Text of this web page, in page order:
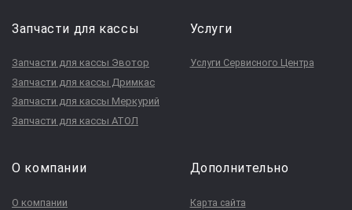
Запчасти для кассы
Запчасти для кассы Эвотор
Запчасти для кассы Дримкас
Запчасти для кассы Меркурий
Запчасти для кассы АТОЛ
Услуги
Услуги Сервисного Центра
О компании
О компании
Дополнительно
Карта сайта